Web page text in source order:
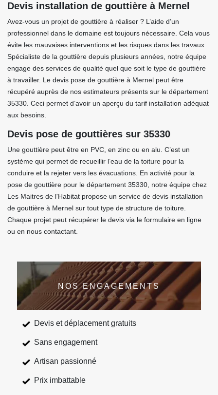
Devis installation de gouttière à Mernel
Avez-vous un projet de gouttière à réaliser ? L’aide d’un
professionnel dans le domaine est toujours nécessaire. Cela vous
évite les mauvaises interventions et les risques dans les travaux.
Spécialiste de la gouttière depuis plusieurs années, notre équipe
engage des services de qualité quel que soit le type de gouttière
à travailler. Le devis pose de gouttière à Mernel peut être
récupéré auprès de nos estimateurs présents sur le département
35330. Ceci permet d’avoir un aperçu du tarif installation adéquat
aux besoins.
Devis pose de gouttières sur 35330
Une gouttière peut être en PVC, en zinc ou en alu. C’est un
système qui permet de recueillir l’eau de la toiture pour la
conduire et la rejeter vers les évacuations. En activité pour la
pose de gouttière pour le département 35330, notre équipe chez
Les Maitres de l'Habitat propose un service de devis installation
de gouttière à Mernel sur tout type de structure de toiture.
Chaque projet peut récupérer le devis via le formulaire en ligne
ou en nous contactant.
NOS ENGAGEMENTS
Devis et déplacement gratuits
Sans engagement
Artisan passionné
Prix imbattable